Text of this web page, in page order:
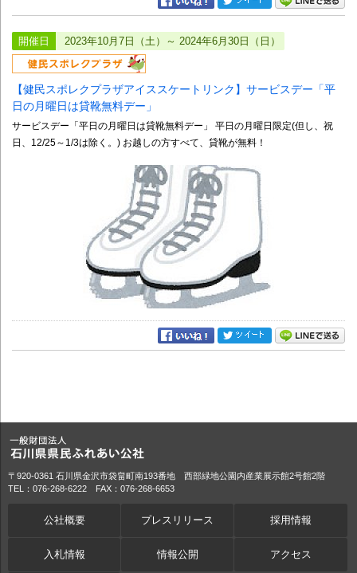
開催日 2023年10月7日（土）～ 2024年6月30日（日）
【健民スポレクプラザアイススケートリンク】サービスデー「平
日の月曜日は貸靴無料デー」
サービスデー「平日の月曜日は貸靴無料デー」 平日の月曜日限定(但し、祝
日、12/25～1/3は除く。) お越しの方すべて、貸靴が無料！
〒920-0361 石川県金沢市袋畠町南193番地 西部緑地公園内産業展示館2号館2階
TEL：076-268-6222 FAX：076-268-6653
公社概要 プレスリリース 採用情報
入札情報 情報公開 アクセス